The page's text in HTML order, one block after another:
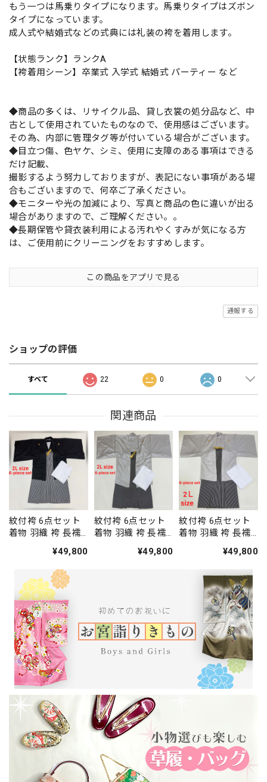
もう一つは馬乗りタイプになります。馬乗りタイプはズボン
タイプになっています。
成人式や結婚式などの式典には礼装の袴を着用します。
【状態ランク】ランクA
【袴着用シーン】卒業式 入学式 結婚式 パーティー など
◆商品の多くは、リサイクル品、貸し衣裳の処分品など、中
古として使用されていたものなので、使用感はございます。
その為、内部に管理タグ等が付いている場合がございます。
◆目立つ傷、色ヤケ、シミ、使用に支障のある事項はできる
だけ記載、
撮影するよう努力しておりますが、表記にない事項がある場
合もございますので、何卒ご了承ください。
◆モニターや光の加減により、写真と商品の色に違いが出る
場合がありますので、ご理解ください。。
◆長期保管や貸衣装利用による汚れやくすみが気になる方
は、ご使用前にクリーニングをおすすめします。
この商品をアプリで見る
通報する
ショップの評価
すべて 22 0 0
関連商品
紋付袴 6点セット
着物 羽織 袴 長襦
75.7cm 袴丈92cm
2L 黒 五つ紋 中古
4486
¥49,800
紋付袴 6点セット
着物 羽織 袴 長襦
79.5cm 袴丈93cm
¥49,800
紋付袴 6点セット
着物 羽織 袴 長襦
76.5cm 袴丈93cm
2L シルバー 五つ紋
中古 4488
¥49,800